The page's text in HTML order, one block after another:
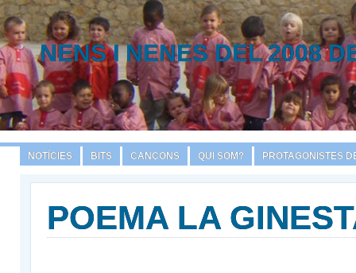
NENS I NENES DEL 2008
NOTÍCIES BITS CANÇONS QUI SOM? PROTAGONISTES
POEMA LA